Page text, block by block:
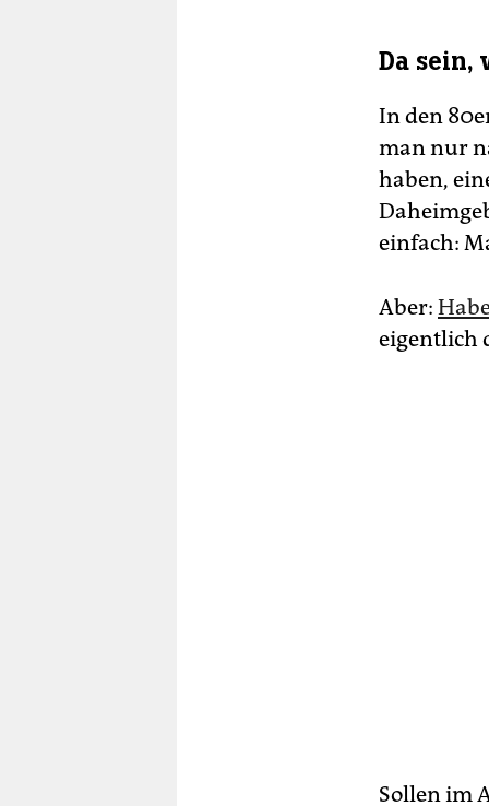
Da sein,
In den
man nur
haben,
einfach:
Aber:
eigentlich
Sollen im